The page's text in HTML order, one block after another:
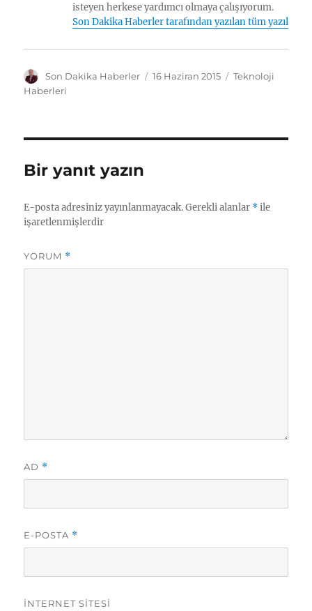
isteyen herkese yardımcı olmaya çalışıyorum.
Son Dakika Haberler tarafından yazılan tüm yazılar
Y
a
Son Dakika Haberler
Y
h
16 Haziran 2015
K
e
Teknoloji
Haberleri
Bir yanıt yazın
E-posta adresiniz yayınlanmayacak. Gerekli alanlar *ile
işaretlenmişlerdir
YORUM *
AD *
E-POSTA *
İNTERNET SITESI